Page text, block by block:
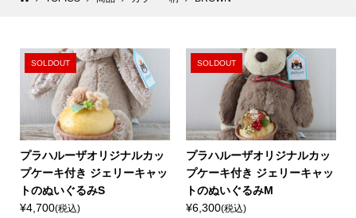
SOLDOUT
プラハルーザオリジナルカッ
プケーキ付き ジェリーキャッ
トのぬいぐるみS
¥4,700(税込)
SOLDOUT
プラハルーザオリジナルカッ
プケーキ付き ジェリーキャッ
トのぬいぐるみM
¥6,300(税込)